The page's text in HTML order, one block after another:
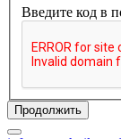
Введите код в
Продолжить